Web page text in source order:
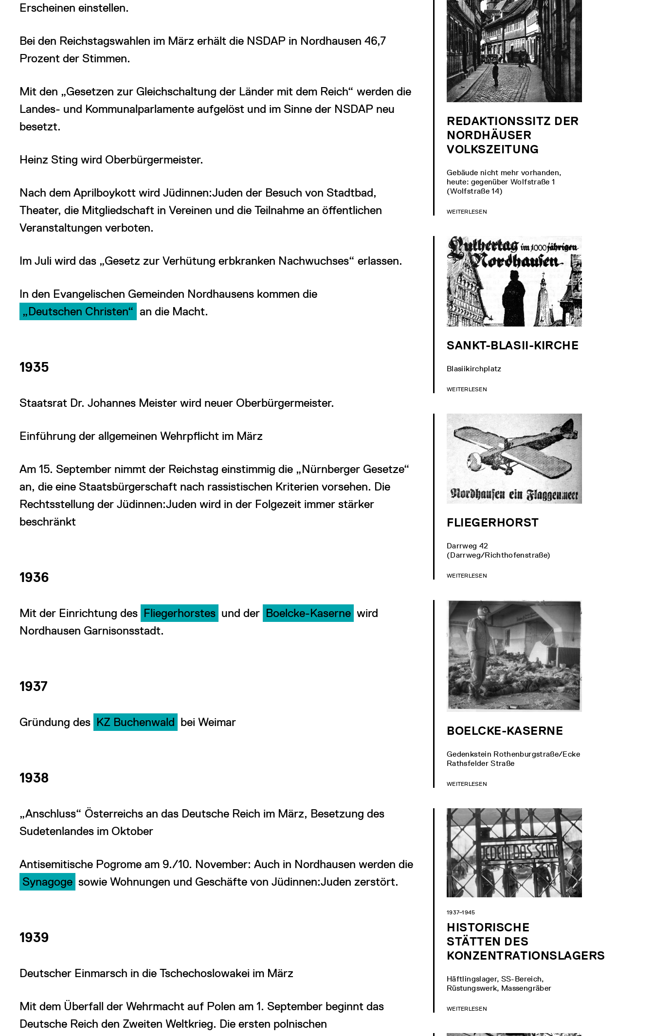
Erscheinen einstellen.
Bei den Reichstagswahlen im März erhält die NSDAP in Nordhausen 46,7
Prozent der Stimmen.
Mit den „Gesetzen zur Gleichschaltung der Länder mit dem Reich“ werden die
Landes- und Kommunalparlamente aufgelöst und im Sinne der NSDAP neu
besetzt.
Heinz Sting wird Oberbürgermeister.
Nach dem Aprilboykott wird Jüdinnen:Juden der Besuch von Stadtbad,
Theater, die Mitgliedschaft in Vereinen und die Teilnahme an öffentlichen
Veranstaltungen verboten.
Im Juli wird das „Gesetz zur Verhütung erbkranken Nachwuchses“ erlassen.
In den Evangelischen Gemeinden Nordhausens kommen die
„Deutschen Christen“ an die Macht.
1935
Staatsrat Dr. Johannes Meister wird neuer Oberbürgermeister.
Einführung der allgemeinen Wehrpflicht im März
Am 15. September nimmt der Reichstag einstimmig die „Nürnberger Gesetze“
an, die eine Staatsbürgerschaft nach rassistischen Kriterien vorsehen. Die
Rechtsstellung der Jüdinnen:Juden wird in der Folgezeit immer stärker
beschränkt
1936
Mit der Einrichtung des Fliegerhorstes und der Boelcke-Kaserne wird
Nordhausen Garnisonsstadt.
1937
Gründung des KZ Buchenwald bei Weimar
1938
„Anschluss“ Österreichs an das Deutsche Reich im März, Besetzung des
Sudetenlandes im Oktober
Antisemitische Pogrome am 9./10. November: Auch in Nordhausen werden die
Synagoge sowie Wohnungen und Geschäfte von Jüdinnen:Juden zerstört.
1939
Deutscher Einmarsch in die Tschechoslowakei im März
Mit dem Überfall der Wehrmacht auf Polen am 1. September beginnt das
Deutsche Reich den Zweiten Weltkrieg. Die ersten polnischen
REDAKTIONSSITZ DER
NORDHÄUSER
VOLKSZEITUNG
Gebäude nicht mehr vorhanden,
heute: gegenüber Wolfstraße 1
(Wolfstraße 14)
WEITERLESEN
SANKT-BLASII-KIRCHE
Blasiikirchplatz
WEITERLESEN
FLIEGERHORST
Darrweg 42
(Darrweg/Richthofenstraße)
WEITERLESEN
BOELCKE-KASERNE
Gedenkstein Rothenburgstraße/Ecke
Rathsfelder Straße
WEITERLESEN
HISTORISCHE
STÄTTEN DES
KONZENTRATIONSLAGERS
1937–1945
Häftlingslager, SS-Bereich,
Rüstungswerk, Massengräber
WEITERLESEN